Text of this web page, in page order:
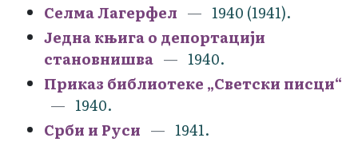
Селма Лагерфел
1940 (1941).
Једна књига о депортацији
становнишва
1940.
Приказ библиотеке „Светски писци“
1940.
Срби и Руси
1941.